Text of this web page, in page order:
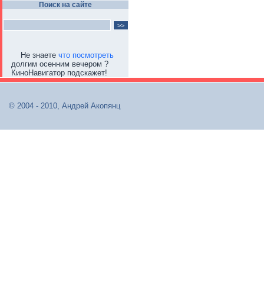
Поиск на сайте
Не знаете что посмотреть
долгим осенним вечером ?
КиноНавигатор подскажет!
© 2004 - 2010, Андрей Акопянц